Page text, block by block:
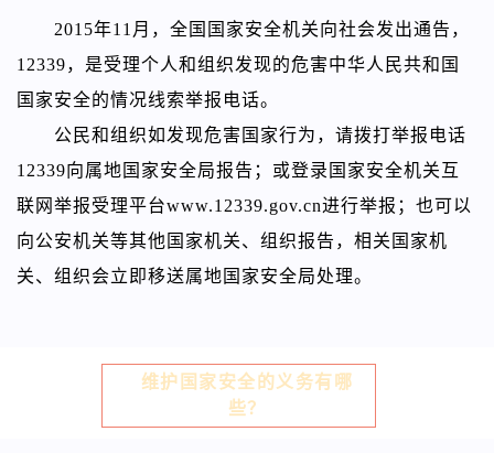
2015年11月，全国国家安全机关向社会发出通告，
12339，是受理个人和组织发现的危害中华人民共和国
国家安全的情况线索举报电话。
公民和组织如发现危害国家行为，请拨打举报电话
12339向属地国家安全局报告；或登录国家安全机关互
联网举报受理平台www.12339.gov.cn进行举报；也可以
向公安机关等其他国家机关、组织报告，相关国家机
关、组织会立即移送属地国家安全局处理。
维护国家安全的义务有哪
些？